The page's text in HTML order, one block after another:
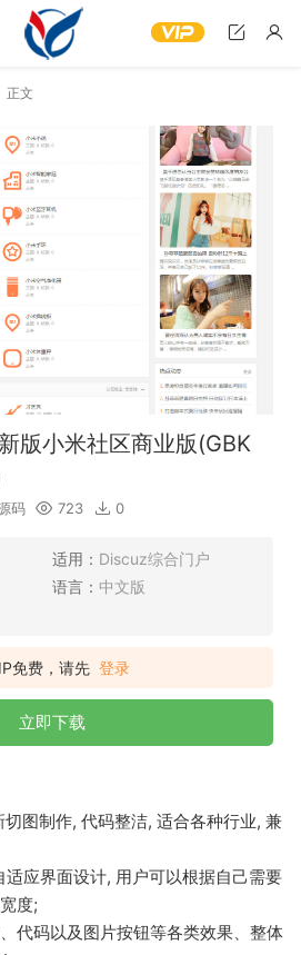
正文
版小米社区商业版(GBK
码 723 0
适用： Discuz综合门户
语言： 中文版
免费，请先 登录
立即下载
图制作, 代码整洁, 适合各种行业, 兼
应界面设计, 用户可以根据自己需要
度;
代码以及图片按钮等各类效果、整体